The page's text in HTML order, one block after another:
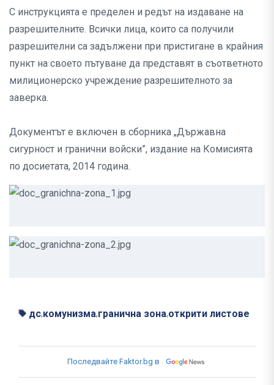
С инструкцията е пределен и редът на издаване на
разрешителните. Всички лица, които са получили
разрешителни са задължени при пристигане в крайния
пункт на своето пътуване да представят в съответното
милиционерско учреждение разрешителното за
заверка.
Документът е включен в сборника „Държавна
сигурност и гранични войски”, издание на Комисията
по досиетата, 2014 година.
дс,комунизма,гранична зона,открити листове
Последвайте Faktor.bg в